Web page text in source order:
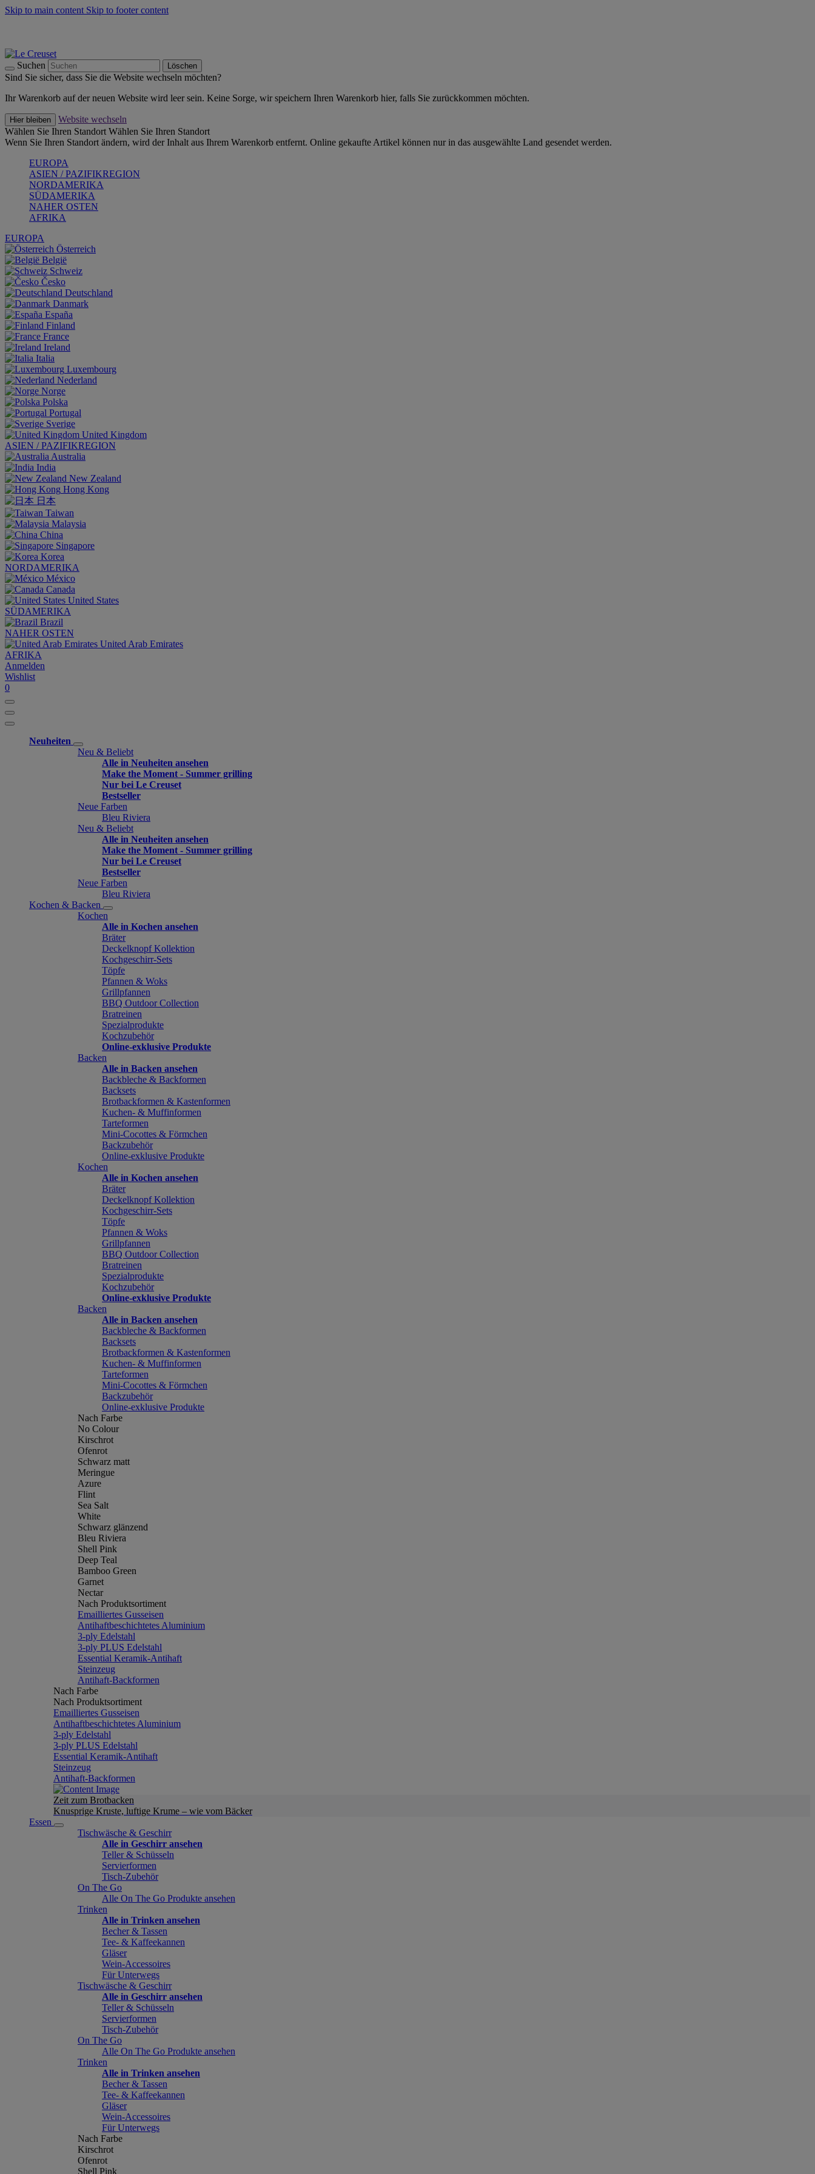
Skip to main content Skip to footer content
Suchen Löschen
Sind Sie sicher, dass Sie die Website wechseln möchten?
Ihr Warenkorb auf der neuen Website wird leer sein. Keine Sorge, wir speichern Ihren Warenkorb hier, falls Sie zurückkommen möchten.
Hier bleiben
Website wechseln
Wählen Sie Ihren Standort Wählen Sie Ihren Standort
Wenn Sie Ihren Standort ändern, wird der Inhalt aus Ihrem Warenkorb entfernt. Online gekaufte Artikel können nur in das ausgewählte Land gesendet werden.
EUROPA
ASIEN / PAZIFIKREGION
NORDAMERIKA
SÜDAMERIKA
NAHER OSTEN
AFRIKA
EUROPA
Österreich
België
Schweiz
Česko
Deutschland
Danmark
España
Finland
France
Ireland
Italia
Luxembourg
Nederland
Norge
Polska
Portugal
Sverige
United Kingdom
ASIEN / PAZIFIKREGION
Australia
India
New Zealand
Hong Kong
日本
Taiwan
Malaysia
China
Singapore
Korea
NORDAMERIKA
México
Canada
United States
SÜDAMERIKA
Brazil
NAHER OSTEN
United Arab Emirates
AFRIKA
Anmelden
Wishlist
0
Neuheiten
Neu & Beliebt
Alle in Neuheiten ansehen
Make the Moment - Summer grilling
Nur bei Le Creuset
Bestseller
Neue Farben
Bleu Riviera
Neu & Beliebt
Alle in Neuheiten ansehen
Make the Moment - Summer grilling
Nur bei Le Creuset
Bestseller
Neue Farben
Bleu Riviera
Kochen & Backen
Kochen
Alle in Kochen ansehen
Bräter
Deckelknopf Kollektion
Kochgeschirr-Sets
Töpfe
Pfannen & Woks
Grillpfannen
BBQ Outdoor Collection
Bratreinen
Spezialprodukte
Kochzubehör
Online-exklusive Produkte
Backen
Alle in Backen ansehen
Backbleche & Backformen
Backsets
Brotbackformen & Kastenformen
Kuchen- & Muffinformen
Tarteformen
Mini-Cocottes & Förmchen
Backzubehör
Online-exklusive Produkte
Kochen
Alle in Kochen ansehen
Bräter
Deckelknopf Kollektion
Kochgeschirr-Sets
Töpfe
Pfannen & Woks
Grillpfannen
BBQ Outdoor Collection
Bratreinen
Spezialprodukte
Kochzubehör
Online-exklusive Produkte
Backen
Alle in Backen ansehen
Backbleche & Backformen
Backsets
Brotbackformen & Kastenformen
Kuchen- & Muffinformen
Tarteformen
Mini-Cocottes & Förmchen
Backzubehör
Online-exklusive Produkte
Nach Farbe
No Colour
Kirschrot
Ofenrot
Schwarz matt
Meringue
Azure
Flint
Sea Salt
White
Schwarz glänzend
Bleu Riviera
Shell Pink
Deep Teal
Bamboo Green
Garnet
Nectar
Nach Produktsortiment
Emailliertes Gusseisen
Antihaftbeschichtetes Aluminium
3-ply Edelstahl
3-ply PLUS Edelstahl
Essential Keramik-Antihaft
Steinzeug
Antihaft-Backformen
Nach Farbe
Nach Produktsortiment
Emailliertes Gusseisen
Antihaftbeschichtetes Aluminium
3-ply Edelstahl
3-ply PLUS Edelstahl
Essential Keramik-Antihaft
Steinzeug
Antihaft-Backformen
Zeit zum Brotbacken
Knusprige Kruste, luftige Krume – wie vom Bäcker
Essen
Tischwäsche & Geschirr
Alle in Geschirr ansehen
Teller & Schüsseln
Servierformen
Tisch-Zubehör
On The Go
Alle On The Go Produkte ansehen
Trinken
Alle in Trinken ansehen
Becher & Tassen
Tee- & Kaffeekannen
Gläser
Wein-Accessoires
Für Unterwegs
Tischwäsche & Geschirr
Alle in Geschirr ansehen
Teller & Schüsseln
Servierformen
Tisch-Zubehör
On The Go
Alle On The Go Produkte ansehen
Trinken
Alle in Trinken ansehen
Becher & Tassen
Tee- & Kaffeekannen
Gläser
Wein-Accessoires
Für Unterwegs
Nach Farbe
Kirschrot
Ofenrot
Shell Pink